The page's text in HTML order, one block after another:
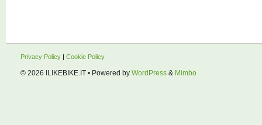
Privacy Policy Cookie Policy
© 2026 ILIKEBIKE.IT • Powered by WordPress & Mimbo